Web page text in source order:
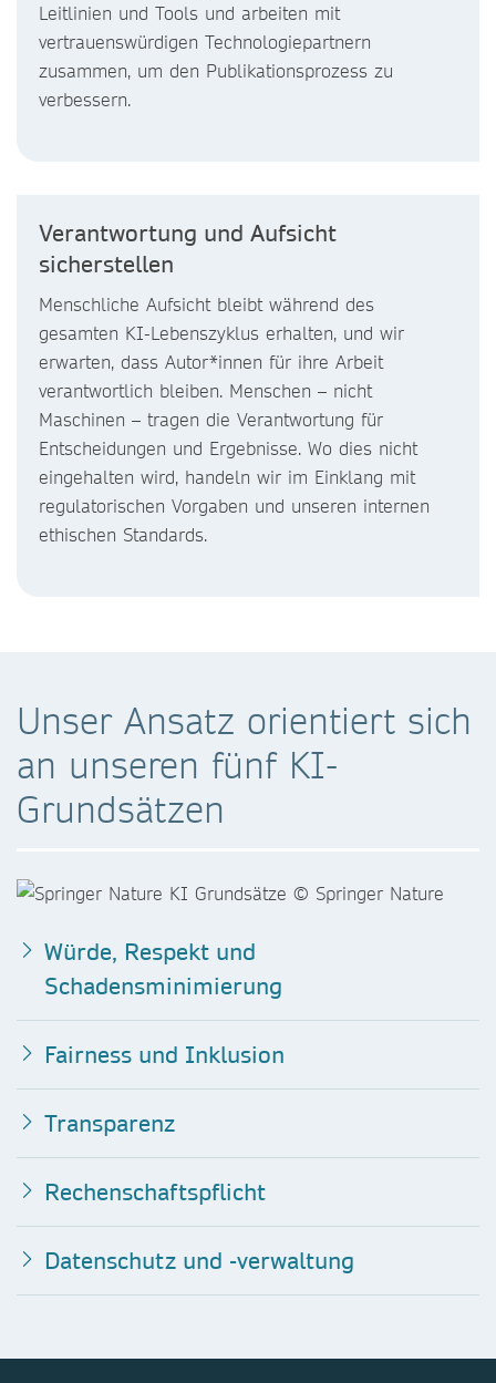
Leitlinien und Tools und arbeiten mit
vertrauenswürdigen Technologiepartnern
zusammen, um den Publikationsprozess zu
verbessern.
Verantwortung und Aufsicht
sicherstellen
Menschliche Aufsicht bleibt während des
gesamten KI-Lebenszyklus erhalten, und wir
erwarten, dass Autor*innen für ihre Arbeit
verantwortlich bleiben. Menschen – nicht
Maschinen – tragen die Verantwortung für
Entscheidungen und Ergebnisse. Wo dies nicht
eingehalten wird, handeln wir im Einklang mit
regulatorischen Vorgaben und unseren internen
ethischen Standards.
Unser Ansatz orientiert sich
an unseren fünf KI-
Grundsätzen
Würde, Respekt und
Schadensminimierung
Fairness und Inklusion
Transparenz
Rechenschaftspflicht
Datenschutz und -verwaltung